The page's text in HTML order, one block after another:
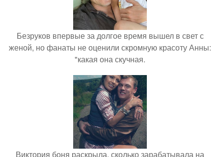
Безруков впервые за долгое время вышел в свет с
женой, но фанаты не оценили скромную красоту Анны:
"какая она скучная.
Виктория боня раскрыла, сколько зарабатывала на